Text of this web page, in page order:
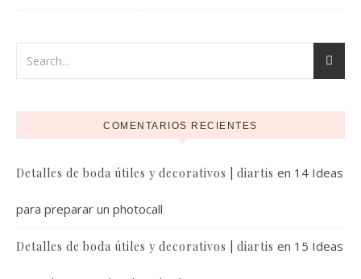
COMENTARIOS RECIENTES
Detalles de boda útiles y decorativos | diartis en 14 Ideas
para preparar un photocall
Detalles de boda útiles y decorativos | diartis en 15 Ideas